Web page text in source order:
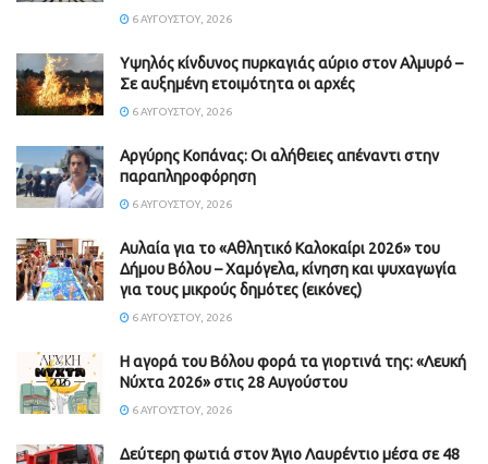
6 ΑΥΓΟΎΣΤΟΥ, 2026
Υψηλός κίνδυνος πυρκαγιάς αύριο στον Αλμυρό –
Σε αυξημένη ετοιμότητα οι αρχές
6 ΑΥΓΟΎΣΤΟΥ, 2026
Aργύρης Κοπάνας: Οι αλήθειες απέναντι στην
παραπληροφόρηση
6 ΑΥΓΟΎΣΤΟΥ, 2026
Αυλαία για το «Αθλητικό Καλοκαίρι 2026» του
Δήμου Βόλου – Χαμόγελα, κίνηση και ψυχαγωγία
για τους μικρούς δημότες (εικόνες)
6 ΑΥΓΟΎΣΤΟΥ, 2026
Η αγορά του Βόλου φορά τα γιορτινά της: «Λευκή
Νύχτα 2026» στις 28 Αυγούστου
6 ΑΥΓΟΎΣΤΟΥ, 2026
Δεύτερη φωτιά στον Άγιο Λαυρέντιο μέσα σε 48